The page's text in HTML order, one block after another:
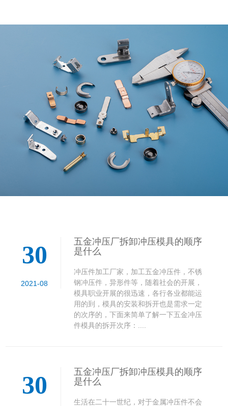
30
2021-08
五金冲压厂拆卸冲压模具的顺序
是什么
冲压件加工厂家，加工五金冲压件，不锈
钢冲压件，异形件等，随着社会的开展，
模具职业开展的很迅速，各行各业都能运
用的到，模具的安装和拆开也是需求一定
的次序的，下面来简单了解一下五金冲压
件模具的拆开次序：....
30
五金冲压厂拆卸冲压模具的顺序
是什么
生活在二十一世纪，对于金属冲压件不会